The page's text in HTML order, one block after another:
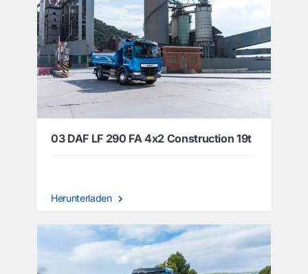
03 DAF LF 290 FA 4x2 Construction 19t
Herunterladen